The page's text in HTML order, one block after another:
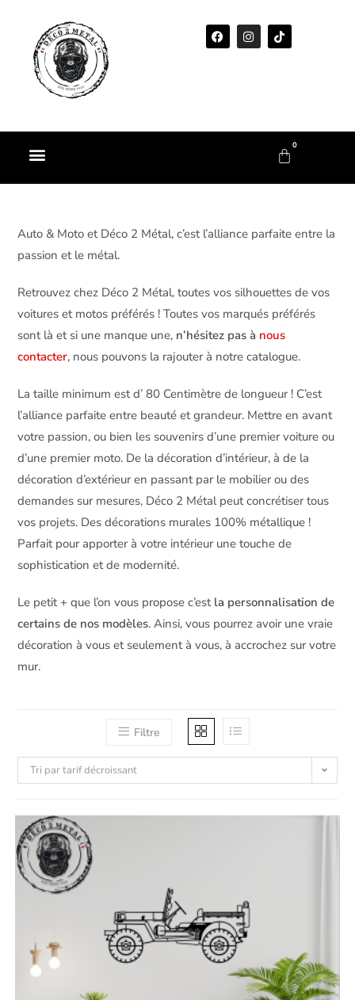
0
Auto & Moto et Déco 2 Métal, c’est l’alliance parfaite entre la
passion et le métal.
Retrouvez chez Déco 2 Métal, toutes vos silhouettes de vos
voitures et motos préférés ! Toutes vos marqués préférés
sont là et si une manque une, n’hésitez pas à nous
contacter, nous pouvons la rajouter à notre catalogue.
La taille minimum est d’ 80 Centimètre de longueur ! C’est
l’alliance parfaite entre beauté et grandeur. Mettre en avant
votre passion, ou bien les souvenirs d’une premier voiture ou
d’une premier moto. De la décoration d’intérieur, à de la
décoration d’extérieur en passant par le mobilier ou des
demandes sur mesures, Déco 2 Métal peut concrétiser tous
vos projets. Des décorations murales 100% métallique !
Parfait pour apporter à votre intérieur une touche de
sophistication et de modernité.
Le petit + que l’on vous propose c’est la personnalisation de
certains de nos modèles. Ainsi, vous pourrez avoir une vraie
décoration à vous et seulement à vous, à accrochez sur votre
mur.
Filtre
Tri par tarif décroissant